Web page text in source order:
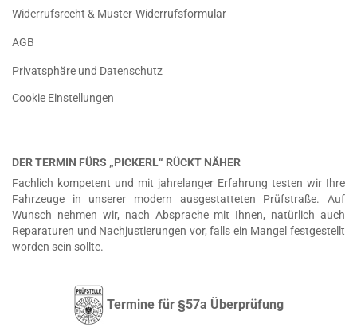
Widerrufsrecht & Muster-Widerrufsformular
AGB
Privatsphäre und Datenschutz
Cookie Einstellungen
DER TERMIN FÜRS „PICKERL“ RÜCKT NÄHER
Fachlich kompetent und mit jahrelanger Erfahrung testen wir Ihre
Fahrzeuge in unserer modern ausgestatteten Prüfstraße. Auf
Wunsch nehmen wir, nach Absprache mit Ihnen, natürlich auch
Reparaturen und Nachjustierungen vor, falls ein Mangel festgestellt
worden sein sollte.
Termine für §57a Überprüfung